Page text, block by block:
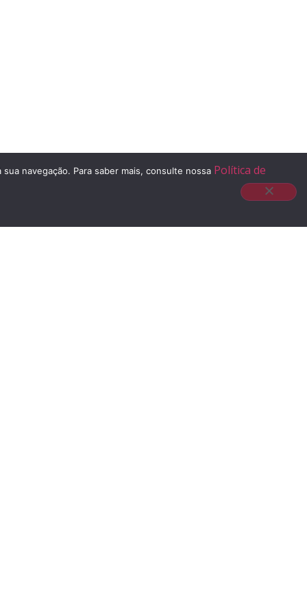
navegação. Para saber mais, consulte nossa Política de